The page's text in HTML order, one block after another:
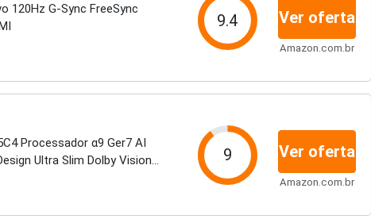
120Hz G-Sync FreeSync
9.4 Ver oferta
Amazon.com.br
Processador α9 Ger7 AI
Ultra Slim Dolby Vision
9 Ver oferta
Amazon.com.br